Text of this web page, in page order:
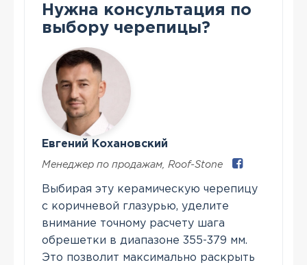
Нужна консультация по
выбору черепицы?
Евгений Кохановский
Менеджер по продажам, Roof-Stone
Выбирая эту керамическую черепицу
с коричневой глазурью, уделите
внимание точному расчету шага
обрешетки в диапазоне 355-379 мм.
Это позволит максимально раскрыть